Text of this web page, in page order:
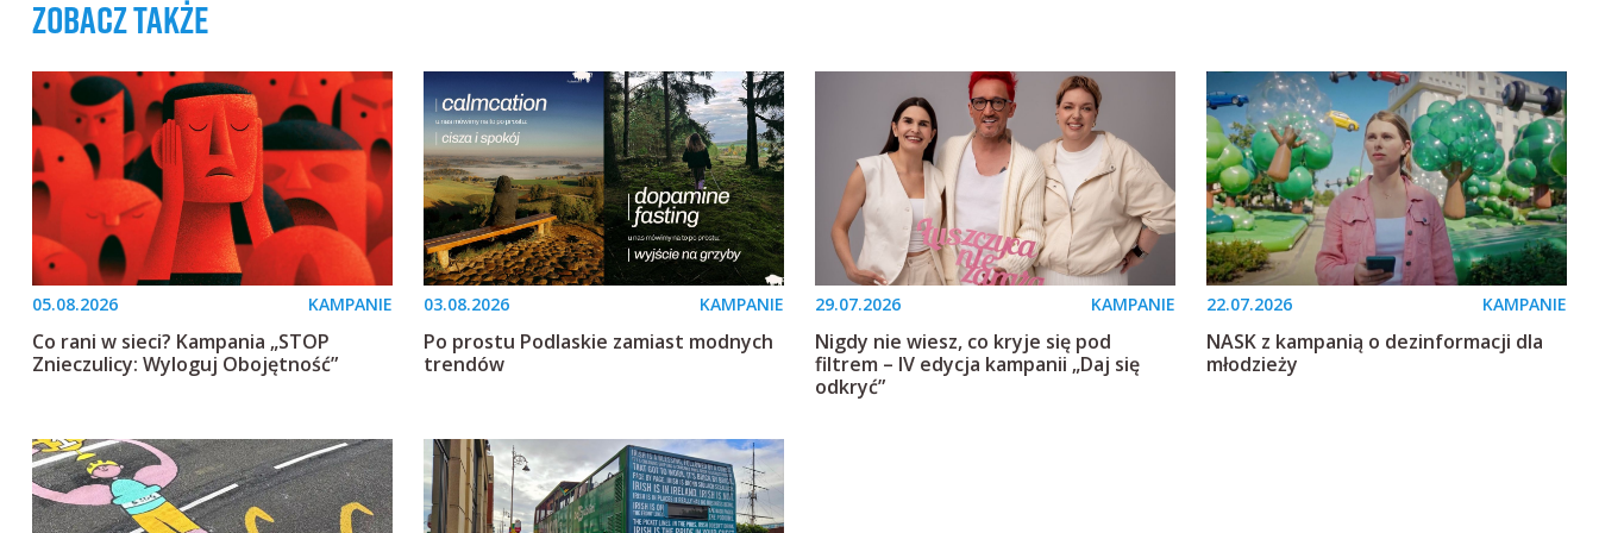
zobacz także
05.08.2026 KAMPANIE
Co rani w sieci? Kampania „STOP
Znieczulicy: Wyloguj Obojętność”
03.08.2026 KAMPANIE
Po prostu Podlaskie zamiast modnych
trendów
29.07.2026 KAMPANIE
Nigdy nie wiesz, co kryje się pod
filtrem – IV edycja kampanii „Daj się
odkryć”
22.07.2026 KAMPANIE
NASK z kampanią o dezinformacji dla
młodzieży